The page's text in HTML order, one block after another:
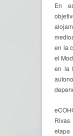
En
en la
el
en la
etapa